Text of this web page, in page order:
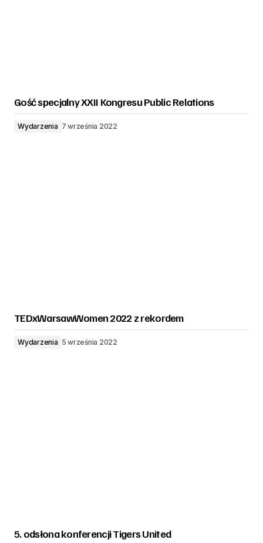
Gość specjalny XXII Kongresu Public Relations
Wydarzenia 7 września 2022
TEDxWarsawWomen 2022 z rekordem
Wydarzenia 5 września 2022
5. odsłona konferencji Tigers United